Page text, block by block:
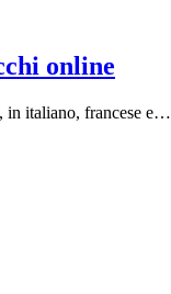
online
in italiano, francese e…